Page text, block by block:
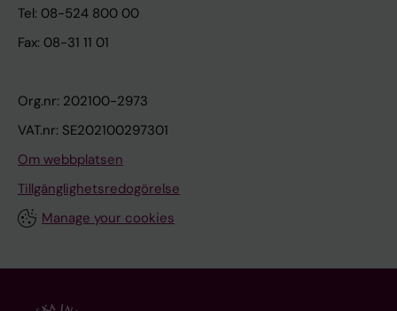
Tel: 08-524 800 00
Fax: 08-31 11 01
Org.nr: 202100-2973
VAT.nr: SE202100297301
Om webbplatsen
Tillgänglighetsredogörelse
Manage your cookies